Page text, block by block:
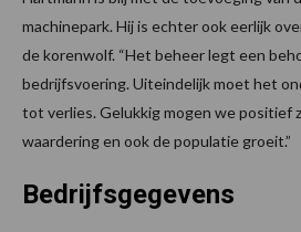
machinepark. Hij is echter ook eerlijk
de korenwolf. “Het beheer legt een
bedrijfsvoering. Uiteindelijk moet het
tot verlies. Gelukkig mogen we positief
waardering en ook de populatie groeit.”
Bedrijfsgegevens